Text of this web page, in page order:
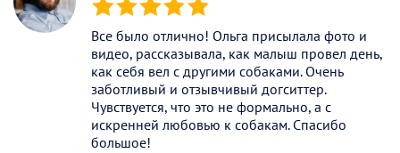
(*) (*) (*) (*) (*)
Все было отлично! Ольга присылала фото и
видео, рассказывала, как малыш провел день,
как себя вел с другими собаками. Очень
заботливый и отзывчивый догситтер.
Чувствуется, что это не формально, а с
искренней любовью к собакам. Спасибо
большое!